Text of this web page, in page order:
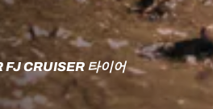
CRUISER 타이어